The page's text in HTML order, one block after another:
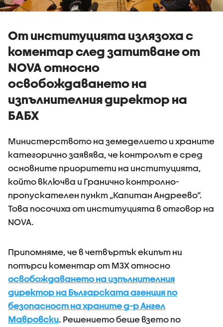
От институцията излязоха с
коментар след затитване от
NOVA относно
освобождаването на
изпълнителния директор на
БАБХ
Министерството на земеделието и храните
категорично заявява, че контролът е сред
основните приоритети на институцията,
който включва и Гранично контролно-
пропускателен пункт „Капитан Андреево“.
Това посочиха от институцията в отговор на
NOVA.
Припомняме, че в четвъртък екипът ни
потърси коментар от МЗХ относно
освобождаването на изпълнителния
директор на Българската агенция по
безопасност на храните д-р Ангел
Мавровски. Решението беше взето по